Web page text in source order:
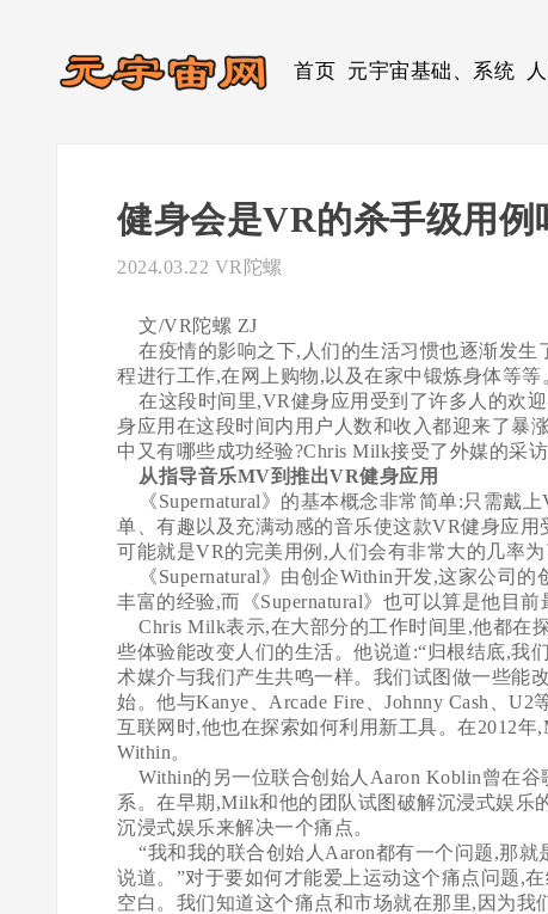
首页 元宇宙基础、系统
健身会是VR的杀手级用例
2024.03.22 VR陀螺
文/VR陀螺 ZJ
在疫情的影响之下,人们的生活习惯也逐渐发生
程进行工作,在网上购物,以及在家中锻炼身体等等
在这段时间里,VR健身应用受到了许多人的欢迎
身应用在这段时间内用户人数和收入都迎来了暴
中又有哪些成功经验?Chris Milk接受了外媒的采
从指导音乐MV到推出VR健身应用
《Supernatural》的基本概念非常简单:只需戴
单、有趣以及充满动感的音乐使这款VR健身应
可能就是VR的完美用例,人们会有非常大的几率为
《Supernatural》由创企Within开发,这家公司
丰富的经验,而《Supernatural》也可以算是他目前
Chris Milk表示,在大部分的工作时间里,他都在
些体验能改变人们的生活。他说道:“归根结底,我
术媒介与我们产生共鸣一样。我们试图做一些能
始。他与Kanye、Arcade Fire、Johnny Cash、
互联网时,他也在探索如何利用新工具。在2012
Within。
Within的另一位联合创始人Aaron Koblin曾在谷
系。在早期,Milk和他的团队试图破解沉浸式娱乐
沉浸式娱乐来解决一个痛点。
“我和我的联合创始人Aaron都有一个问题,那就
说道。”对于要如何才能爱上运动这个痛点问题,
空白。我们知道这个痛点和市场就在那里,因为